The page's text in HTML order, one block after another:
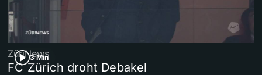
3 Min
ZüriNews
FC Zürich droht Debakel